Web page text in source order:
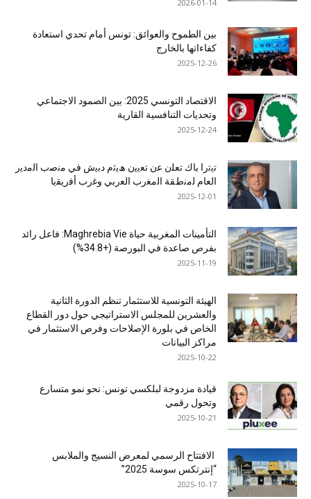
2026-01-14
بين الطموح والعوائق: تونس أمام تحدي استعادة
كفاءاتها بالخارج
2025-12-26
الاقتصاد التونسي 2025: بين الصمود الاجتماعي
وتحديات التنافسية القارية
2025-12-24
ﺗﯾﺗرا ﺑﺎك ﺗﻌﻠن ﻋن ﺗﻌﯾﯾن ھﯾﺛم دﺑﯾش ﻓﻲ ﻣﻧﺻب اﻟﻣدﯾر
اﻟﻌﺎم ﻟﻣﻧطﻘﺔ اﻟﻣﻐرب اﻟﻌرﺑﻲ وﻏرب أﻓرﯾﻘﯾﺎ
2025-12-01
التأمينات المغربية حياة Maghrebia Vie: فاعل رائد
بفرص صاعدة في البورصة (+34.8%)
2025-11-19
الهيئة التونسية للاستثمار تنظم الدورة الثانية
والعشرين للمجلس الاستراتيجي حول دور القطاع
الخاص في بلورة الإصلاحات وفرص الاستثمار في
مراكز البيانات
2025-10-22
قيادة مزدوجة لبلكسي تونس: نحو نمو متسارع
وتحول رقمي
2025-10-21
الافتتاح الرسمي لمعرض النسيج والملابس
“إنترتكس سوسة 2025”
2025-10-17